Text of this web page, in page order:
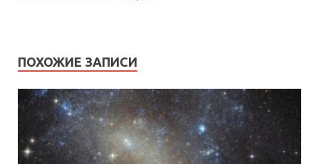
ПОХОЖИЕ ЗАПИСИ